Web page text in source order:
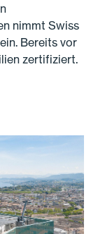
nimmt Swiss
Bereits vor
zertifiziert.